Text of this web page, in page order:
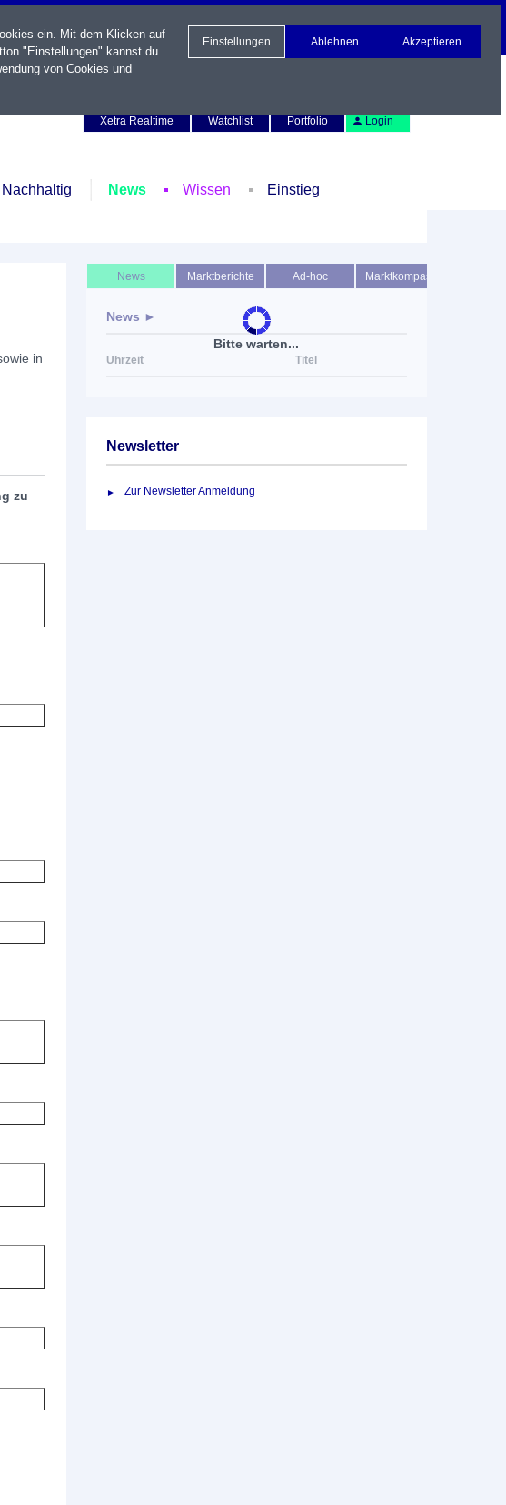
Xetra Realtime
Watchlist Portfolio Login
Nachhaltig News Wissen Einstieg
in
zu
Bitte warten...
News Marktberichte Ad-hoc Marktkompass
News ►
Uhrzeit Titel
Newsletter
Zur Newsletter Anmeldung
ein. Mit dem Klicken auf
"Einstellungen" kannst du
von Cookies und
Einstellungen Ablehnen Akzeptieren